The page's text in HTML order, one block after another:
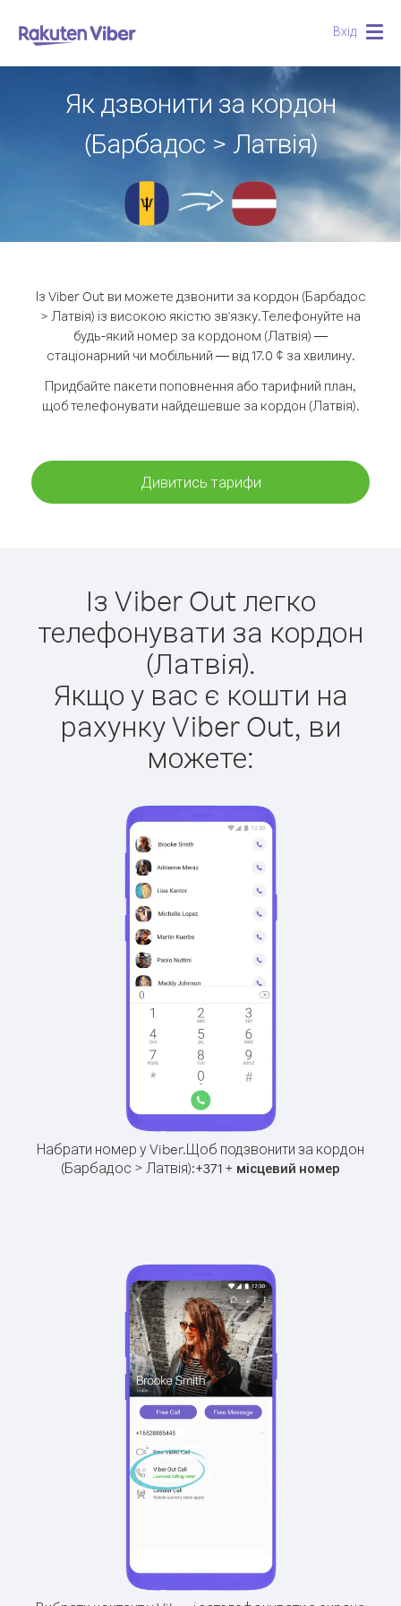
Вхід
Як дзвонити за кордон
(Барбадос > Латвія)
Із Viber Out ви можете дзвонити за кордон (Барбадос
> Латвія) із високою якістю зв'язку.Телефонуйте на
будь-який номер за кордоном (Латвія) —
стаціонарний чи мобільний — від 17.0 ¢ за хвилину.
Придбайте пакети поповнення або тарифний план,
щоб телефонувати найдешевше за кордон (Латвія).
Дивитись тарифи
Із Viber Out легко
телефонувати за кордон
(Латвія).
Якщо у вас є кошти на
рахунку Viber Out, ви
можете:
Набрати номер у Viber.Щоб подзвонити за кордон
(Барбадос > Латвія):+371 + місцевий номер